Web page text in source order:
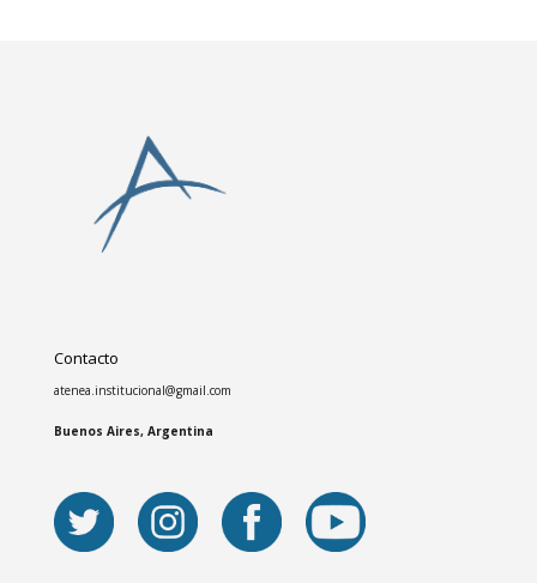
Contacto
atenea.institucional@gmail.com
Buenos Aires, Argentina